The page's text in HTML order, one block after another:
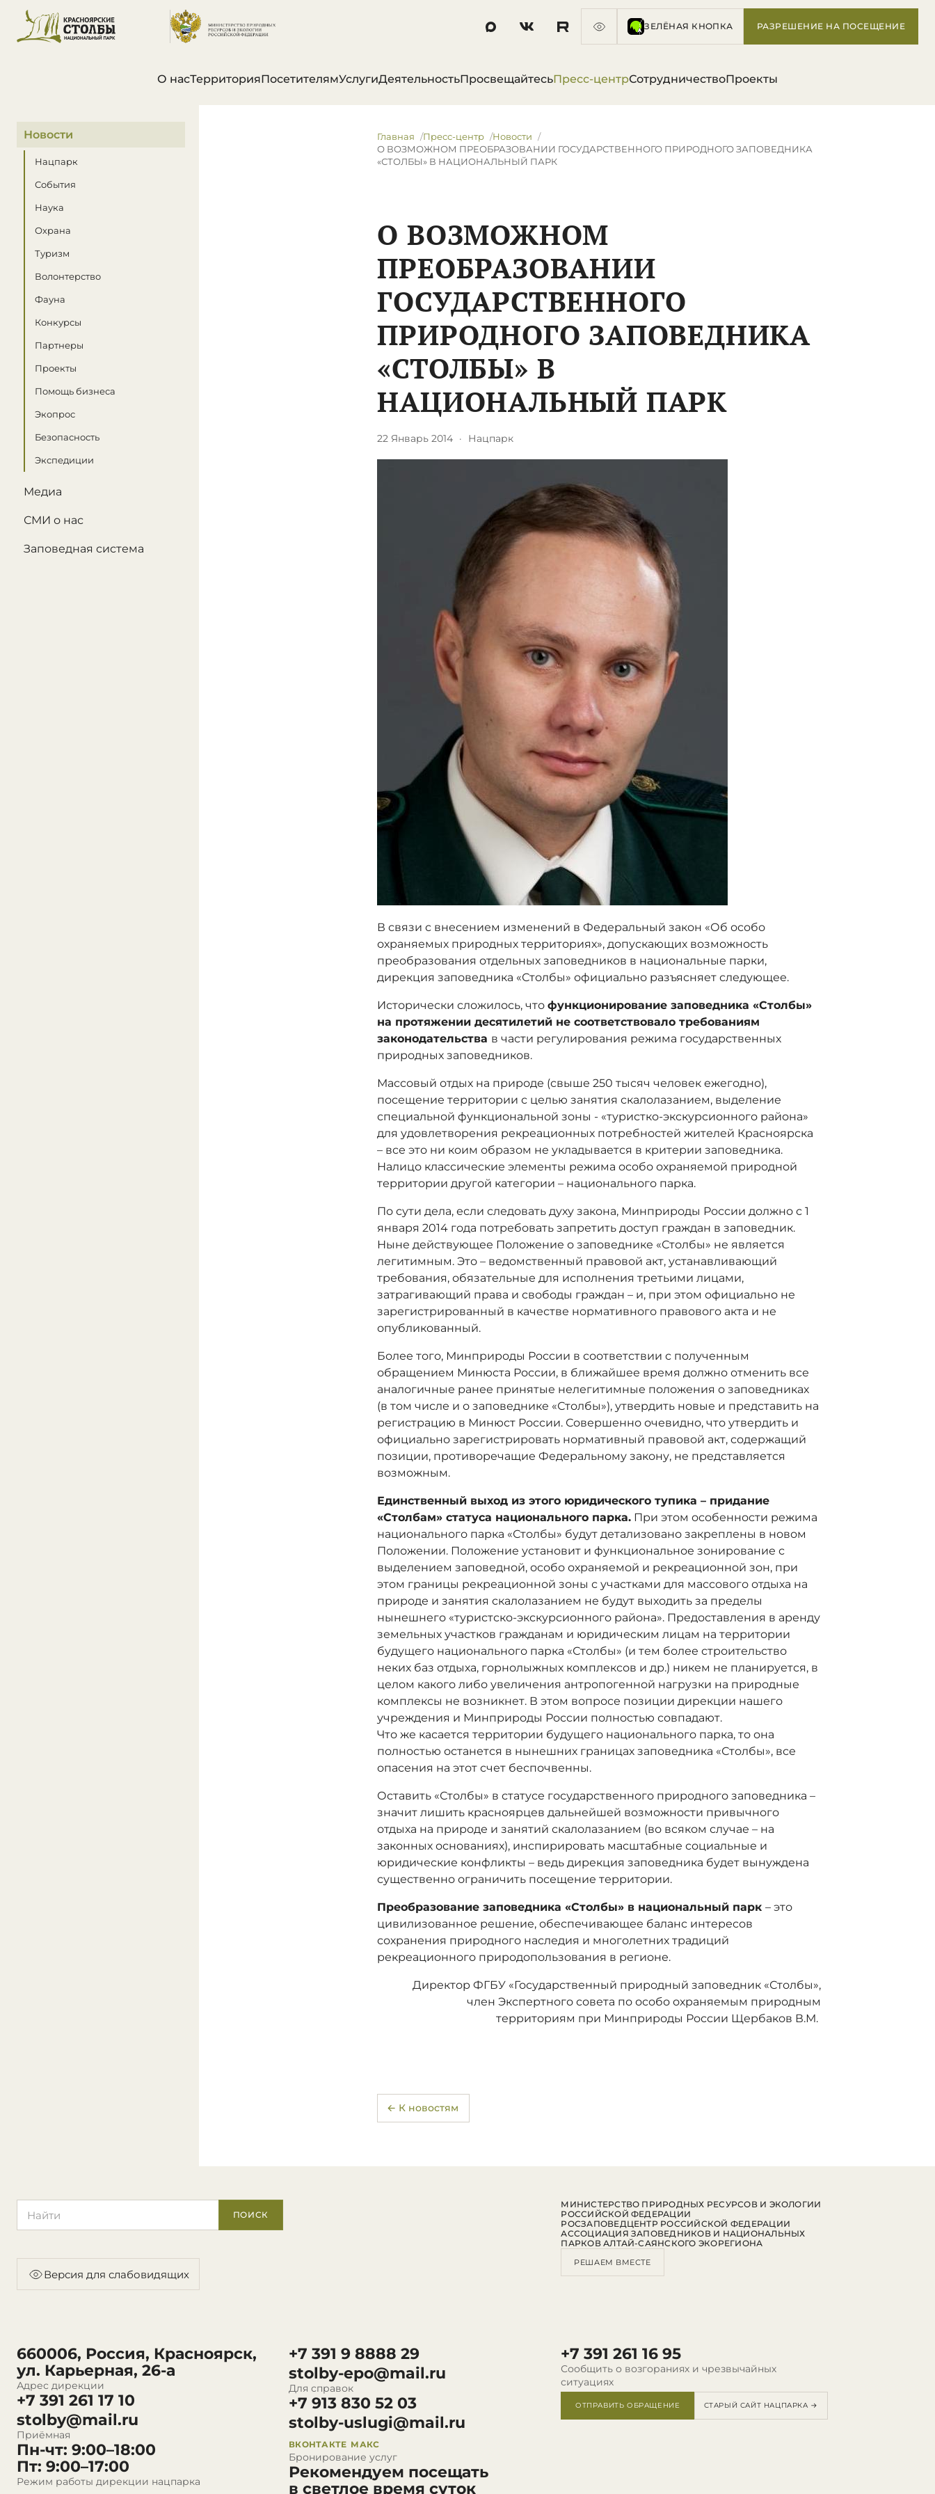
ЗЕЛЁНАЯ КНОПКА РАЗРЕШЕНИЕ НА ПОСЕЩЕНИЕ
О насТерриторияПосетителямУслугиДеятельностьПросвещайтесьПресс-центрСотрудничествоПроекты
В этом разделе
Новости
Нацпарк
События
Наука
Охрана
Туризм
Волонтерство
Фауна
Конкурсы
Партнеры
Проекты
Помощь бизнеса
Экопрос
Безопасность
Экспедиции
Медиа
СМИ о нас
Заповедная система
Главная Пресс-центр
Новости
О ВОЗМОЖНОМ ПРЕОБРАЗОВАНИИ ГОСУДАРСТВЕННОГО ПРИРОДНОГО ЗАПОВЕДНИКА
«СТОЛБЫ» В НАЦИОНАЛЬНЫЙ ПАРК
О ВОЗМОЖНОМ
ПРЕОБРАЗОВАНИИ
ГОСУДАРСТВЕННОГО
ПРИРОДНОГО ЗАПОВЕДНИКА
«СТОЛБЫ» В
НАЦИОНАЛЬНЫЙ ПАРК
22 Январь 2014 · Нацпарк
В связи с внесением изменений в Федеральный закон «Об особо
охраняемых природных территориях», допускающих возможность
преобразования отдельных заповедников в национальные парки,
дирекция заповедника «Столбы» официально разъясняет следующее.
Исторически сложилось, чтофункционирование заповедника «Столбы»
на протяжении десятилетий не соответствовало требованиям
законодательства в части регулирования режима государственных
природных заповедников.
Массовый отдых на природе (свыше 250 тысяч человек ежегодно),
посещение территории с целью занятия скалолазанием, выделение
специальной функциональной зоны - «туристко-экскурсионного района»
для удовлетворения рекреационных потребностей жителей Красноярска
– все это ни коим образом не укладывается в критерии заповедника.
Налицо классические элементы режима особо охраняемой природной
территории другой категории – национального парка.
По сути дела, если следовать духу закона, Минприроды России должно с 1
января 2014 года потребовать запретить доступ граждан в заповедник.
Ныне действующее Положение о заповеднике «Столбы» не является
легитимным. Это – ведомственный правовой акт, устанавливающий
требования, обязательные для исполнения третьими лицами,
затрагивающий права и свободы граждан – и, при этом официально не
зарегистрированный в качестве нормативного правового акта и не
опубликованный.
Более того, Минприроды России в соответствии с полученным
обращением Минюста России, в ближайшее время должно отменить все
аналогичные ранее принятые нелегитимные положения о заповедниках
(в том числе и о заповеднике «Столбы»), утвердить новые и представить на
регистрацию в Минюст России. Совершенно очевидно, что утвердить и
официально зарегистрировать нормативный правовой акт, содержащий
позиции, противоречащие Федеральному закону, не представляется
возможным.
Единственный выход из этого юридического тупика – придание
«Столбам» статуса национального парка. При этом особенности режима
национального парка «Столбы» будут детализовано закреплены в новом
Положении. Положение установит и функциональное зонирование с
выделением заповедной, особо охраняемой и рекреационной зон, при
этом границы рекреационной зоны с участками для массового отдыха на
природе и занятия скалолазанием не будут выходить за пределы
нынешнего «туристско-экскурсионного района». Предоставления в аренду
земельных участков гражданам и юридическим лицам на территории
будущего национального парка «Столбы» (и тем более строительство
неких баз отдыха, горнолыжных комплексов и др.) никем не планируется, в
целом какого либо увеличения антропогенной нагрузки на природные
комплексы не возникнет. В этом вопросе позиции дирекции нашего
учреждения и Минприроды России полностью совпадают.
Что же касается территории будущего национального парка, то она
полностью останется в нынешних границах заповедника «Столбы», все
опасения на этот счет беспочвенны.
Оставить «Столбы» в статусе государственного природного заповедника –
значит лишить красноярцев дальнейшей возможности привычного
отдыха на природе и занятий скалолазанием (во всяком случае – на
законных основаниях), инспирировать масштабные социальные и
юридические конфликты – ведь дирекция заповедника будет вынуждена
существенно ограничить посещение территории.
Преобразование заповедника «Столбы» в национальный парк– это
цивилизованное решение, обеспечивающее баланс интересов
сохранения природного наследия и многолетних традиций
рекреационного природопользования в регионе.
Директор ФГБУ «Государственный природный заповедник «Столбы»,
член Экспертного совета по особо охраняемым природным
территориям при Минприроды России Щербаков В.М.
← К новостям
ПОИСК
Версия для слабовидящих
660006, Россия, Красноярск,
ул. Карьерная, 26-а
Адрес дирекции
+7 391 261 17 10
stolby@mail.ru
Приёмная
Пн-чт: 9:00–18:00
Пт: 9:00–17:00
Режим работы дирекции нацпарка
+7 391 9 8888 29
stolby-epo@mail.ru
Для справок
+7 913 830 52 03
stolby-uslugi@mail.ru
ВКОНТАКТЕ МАКС
Бронирование услуг
Рекомендуем посещать
в светлое время суток
+7 391 261 16 95
Сообщить о возгораниях и чрезвычайных
ситуациях
ОТПРАВИТЬ ОБРАЩЕНИЕ СТАРЫЙ САЙТ НАЦПАРКА →
МИНИСТЕРСТВО ПРИРОДНЫХ РЕСУРСОВ И ЭКОЛОГИИ
РОССИЙСКОЙ ФЕДЕРАЦИИ
РОСЗАПОВЕДЦЕНТР РОССИЙСКОЙ ФЕДЕРАЦИИ
АССОЦИАЦИЯ ЗАПОВЕДНИКОВ И НАЦИОНАЛЬНЫХ
ПАРКОВ АЛТАЙ-САЯНСКОГО ЭКОРЕГИОНА
РЕШАЕМ ВМЕСТЕ